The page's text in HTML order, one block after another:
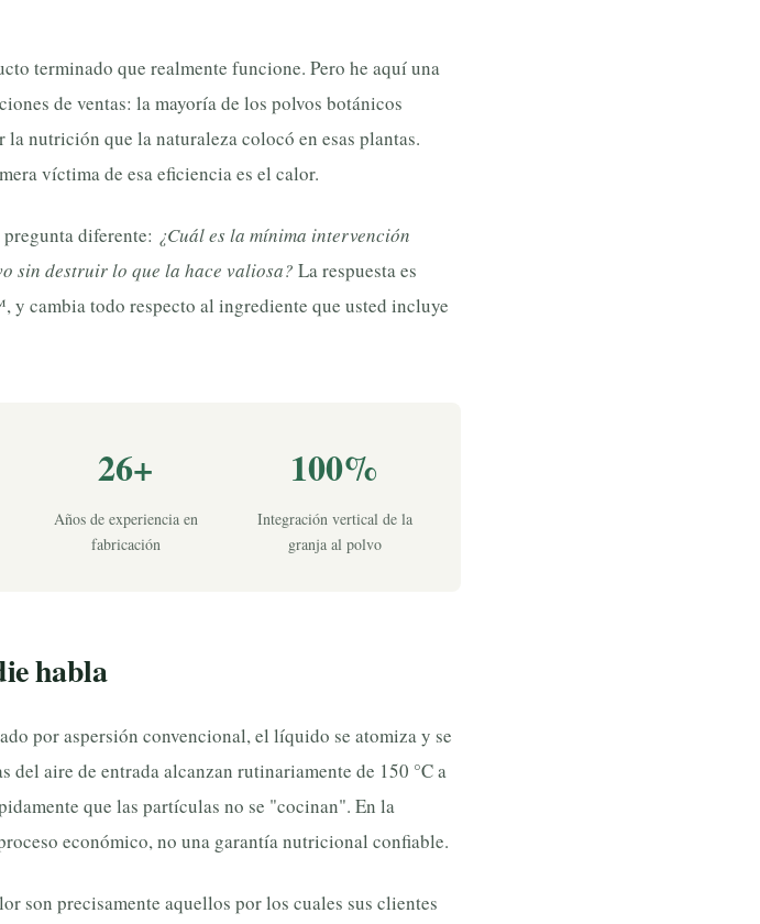
terminado que realmente funcione. Pero he aquí una
de ventas: la mayoría de los polvos botánicos
nutrición que la naturaleza colocó en esas plantas.
víctima de esa eficiencia es el calor.
diferente: ¿Cuál es la mínima intervención
sin destruir lo que la hace valiosa? La respuesta es
cambia todo respecto al ingrediente que usted incluye
26+
Años de experiencia en
fabricación
100%
Integración vertical de la
granja al polvo
habla
por aspersión convencional, el líquido se atomiza y se
del aire de entrada alcanzan rutinariamente de 150 °C a
que las partículas no se "cocinan". En la
económico, no una garantía nutricional confiable.
son precisamente aquellos por los cuales sus clientes